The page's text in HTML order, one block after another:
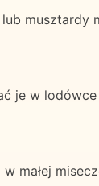
musztardy
je w
małej